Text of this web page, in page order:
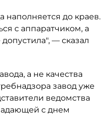
наполняется до краев.
с аппаратчиком, а
— сказал
а не качества
завод уже
ведомства
с днем